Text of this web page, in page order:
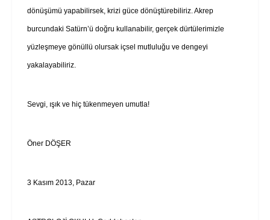
dönüşümü yapabilirsek, krizi güce dönüştürebiliriz. Akrep
burcundaki Satürn’ü doğru kullanabilir, gerçek dürtülerimizle
yüzleşmeye gönüllü olursak içsel mutluluğu ve dengeyi
yakalayabiliriz.
Sevgi, ışık ve hiç tükenmeyen umutla!
Öner DÖŞER
3 Kasım 2013, Pazar